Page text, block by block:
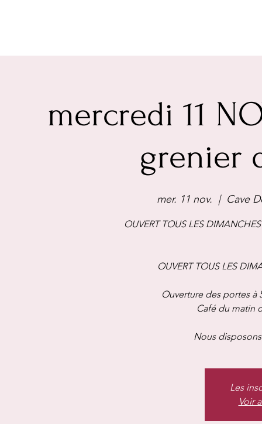
mercredi 11
grenier
mer. 11 nov.
  |
Cave
OUVERT TOUS LES
OUVERT TOUS LES
Ouverture des portes à
Café du matin
Nous
Les
Voir